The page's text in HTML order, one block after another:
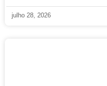
julho 28, 2026